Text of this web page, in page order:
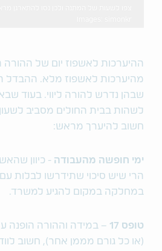
ההיערכות לאשפוז יום של ההורה
מהיערכות לאשפוז מלא. ההבדל
שבהן נדרש להורה ליווי. בעוד
לשהות בבית החולים מסביב
חשוב להיערך מראש:
ימי חופשה מהעבודה - כיוון
הרי שיש סיכוי שתידרשו לבלות
במחלקה במקום להגיע למשרד.
טופס 17
– במידה וההורה הופנה
(או כל גורם מממן אחר), חשוב